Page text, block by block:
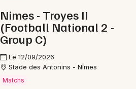
Je m'abonne
Nimes - Troyes II
(Football National 2 -
Group C)
Le 12/09/2026
Stade des Antonins - Nîmes
Matchs